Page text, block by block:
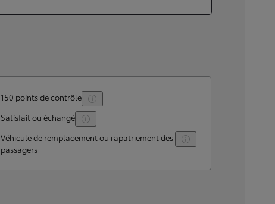
150 points de contrôle
Satisfait ou échangé
Véhicule de remplacement ou rapatriement des
passagers